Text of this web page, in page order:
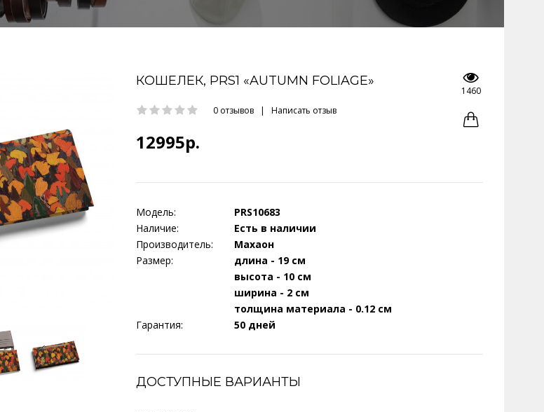
КОШЕЛЕК, PRS1 «AUTUMN FOLIAGE»
0 отзывов | Написать отзыв
12995р.
1460
Модель:
PRS10683
Наличие:
Есть в наличии
Производитель:
Махаон
Размер:
длина - 19 см
высота - 10 см
ширина - 2 см
толщина материала - 0.12 см
Гарантия:
50 дней
ДОСТУПНЫЕ ВАРИАНТЫ